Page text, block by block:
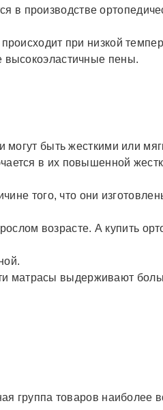
в производстве
при низкой
высокоэластичные пены.
могут быть жесткими или
в их повышенной
того, что они
возрасте. А купить
матрасы выдерживают
группа товаров наиболее